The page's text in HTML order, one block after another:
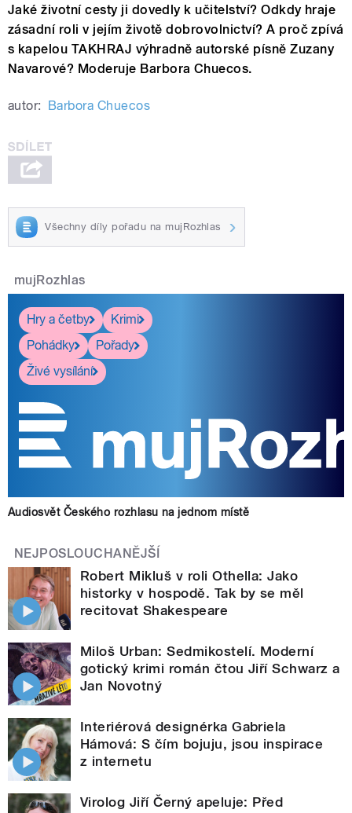
Jaké životní cesty ji dovedly k učitelství? Odkdy hraje
zásadní roli v jejím životě dobrovolnictví? A proč zpívá
s kapelou TAKHRAJ výhradně autorské písně Zuzany
Navarové? Moderuje Barbora Chuecos.
autor: Barbora Chuecos
Všechny díly pořadu na mujRozhlas
mujRozhlas
Hry a četby
Krimi
Pohádky
Pořady
Živé vysílání
Audiosvět Českého rozhlasu na jednom místě
NEJPOSLOUCHANĚJŠÍ
Robert Mikluš v roli Othella: Jako
historky v hospodě. Tak by se měl
recitovat Shakespeare
Miloš Urban: Sedmikostelí. Moderní
gotický krimi román čtou Jiří Schwarz a
Jan Novotný
Interiérová designérka Gabriela
Hámová: S čím bojuju, jsou inspirace
z internetu
Virolog Jiří Černý apeluje: Před